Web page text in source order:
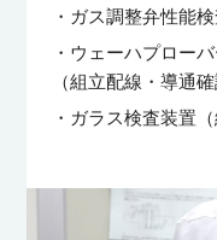
・ガス調整弁性能
・ウェーハプロー
（組立配線・導通
・ガラス検査装置